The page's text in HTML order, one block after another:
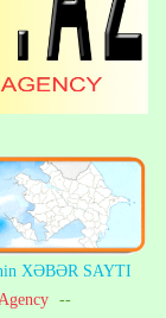
XƏBƏR SAYTI
--